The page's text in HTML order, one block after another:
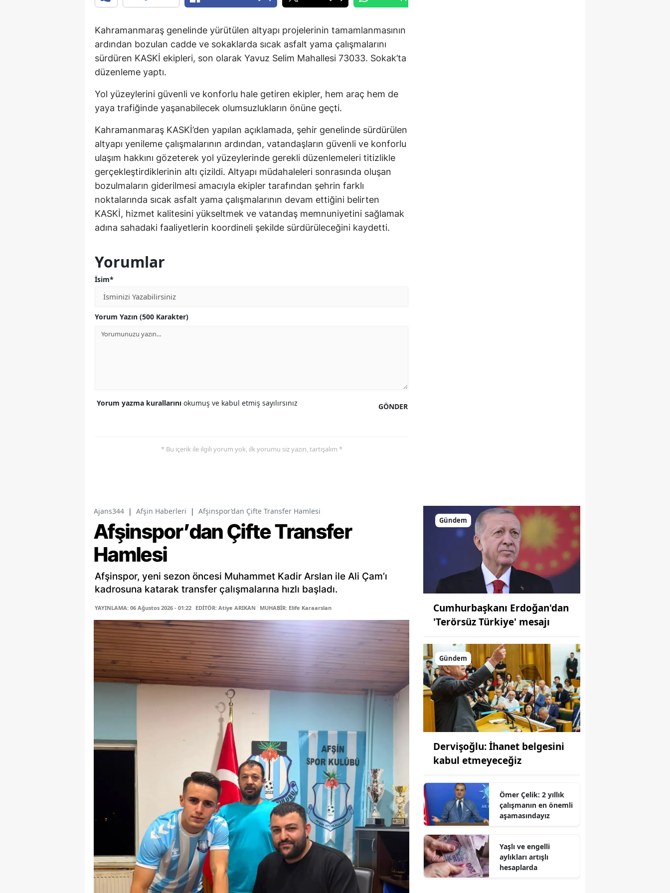
Kahramanmaraş genelinde yürütülen altyapı projelerinin tamamlanmasının
ardından bozulan cadde ve sokaklarda sıcak asfalt yama çalışmalarını
sürdüren KASKİ ekipleri, son olarak Yavuz Selim Mahallesi 73033. Sokak’ta
düzenleme yaptı.
Yol yüzeylerini güvenli ve konforlu hale getiren ekipler, hem araç hem de
yaya trafiğinde yaşanabilecek olumsuzlukların önüne geçti.
Kahramanmaraş KASKİ’den yapılan açıklamada, şehir genelinde sürdürülen
altyapı yenileme çalışmalarının ardından, vatandaşların güvenli ve konforlu
ulaşım hakkını gözeterek yol yüzeylerinde gerekli düzenlemeleri titizlikle
gerçekleştirdiklerinin altı çizildi. Altyapı müdahaleleri sonrasında oluşan
bozulmaların giderilmesi amacıyla ekipler tarafından şehrin farklı
noktalarında sıcak asfalt yama çalışmalarının devam ettiğini belirten
KASKİ, hizmet kalitesini yükseltmek ve vatandaş memnuniyetini sağlamak
adına sahadaki faaliyetlerin koordineli şekilde sürdürüleceğini kaydetti.
Yorumlar
İsim*
Yorum Yazın (500 Karakter)
GÖNDER
Yorum yazma kurallarını okumuş ve kabul etmiş sayılırsınız
* Bu içerik ile ilgili yorum yok, ilk yorumu siz yazın, tartışalım *
Ajans344 | Afşin Haberleri | Afşinspor’dan Çifte Transfer Hamlesi
Afşinspor’dan Çifte Transfer
Hamlesi
Afşinspor, yeni sezon öncesi Muhammet Kadir Arslan ile Ali Çam’ı
kadrosuna katarak transfer çalışmalarına hızlı başladı.
YAYINLAMA: 06 Ağustos 2026 - 01:22 EDİTÖR: Atiye ARIKAN MUHABİR: Elife Karaarslan
Gündem
Cumhurbaşkanı Erdoğan'dan
'Terörsüz Türkiye' mesajı
Gündem
Dervişoğlu: İhanet belgesini
kabul etmeyeceğiz
Ömer Çelik: 2 yıllık
çalışmanın en önemli
aşamasındayız
Yaşlı ve engelli
aylıkları artışlı
hesaplarda